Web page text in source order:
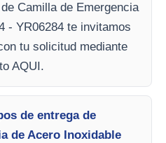
Camilla de Emergencia
- YR06284 te invitamos
tu solicitud mediante
AQUI.
de entrega de
de Acero Inoxidable